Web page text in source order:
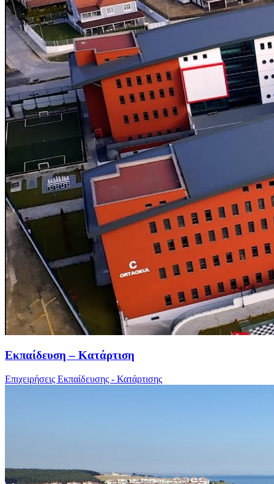
Εκπαίδευση – Κατάρτιση
Επιχειρήσεις Εκπαίδευσης - Κατάρτισης